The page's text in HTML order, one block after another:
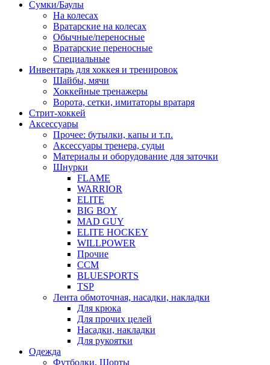
Сумки/Баулы
На колесах
Вратарские на колесах
Обычные/переносные
Вратарские переносные
Специальные
Инвентарь для хоккея и тренировок
Шайбы, мячи
Хоккейные тренажеры
Ворота, сетки, имитаторы вратаря
Стрит-хоккей
Аксессуары
Прочее: бутылки, капы и т.п.
Аксессуары тренера, судьи
Материалы и оборудование для заточки
Шнурки
FLAME
WARRIOR
ELITE
BIG BOY
MAD GUY
ELITE HOCKEY
WILLPOWER
Прочие
CCM
BLUESPORTS
TSP
Лента обмоточная, насадки, накладки
Для крюка
Для прочих целей
Насадки, накладки
Для рукоятки
Одежда
Футболки, Шорты